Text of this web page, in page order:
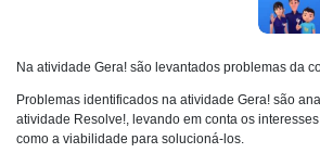
Na atividade Gera! são levantados problemas da
Problemas identificados na atividade Gera! são
atividade Resolve!, levando em conta os
como a viabilidade para solucioná-los.